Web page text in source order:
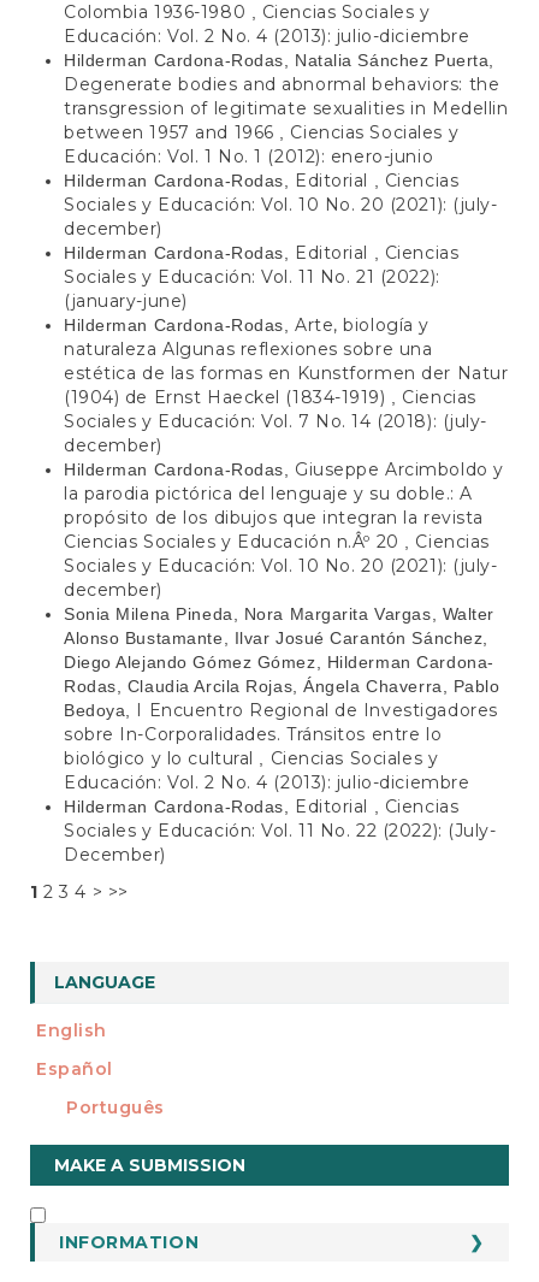
Colombia 1936-1980
Ciencias Sociales y
Educación: Vol. 2 No. 4 (2013): julio-diciembre
Hilderman Cardona-Rodas, Natalia Sánchez Puerta,
Degenerate bodies and abnormal behaviors: the
transgression of legitimate sexualities in Medellin
between 1957 and 1966
Ciencias Sociales y
Educación: Vol. 1 No. 1 (2012): enero-junio
Hilderman Cardona-Rodas, Editorial
Ciencias
Sociales y Educación: Vol. 10 No. 20 (2021): (july-
december)
Hilderman Cardona-Rodas, Editorial
Ciencias
Sociales y Educación: Vol. 11 No. 21 (2022):
(january-june)
Hilderman Cardona-Rodas, Arte, biología y
naturaleza Algunas reflexiones sobre una
estética de las formas en Kunstformen der Natur
(1904) de Ernst Haeckel (1834-1919)
Ciencias
Sociales y Educación: Vol. 7 No. 14 (2018): (july-
december)
Hilderman Cardona-Rodas, Giuseppe Arcimboldo y
la parodia pictórica del lenguaje y su doble.: A
propósito de los dibujos que integran la revista
Ciencias Sociales y Educación n.Âº 20
Ciencias
Sociales y Educación: Vol. 10 No. 20 (2021): (july-
december)
Sonia Milena Pineda, Nora Margarita Vargas, Walter
Alonso Bustamante, Ilvar Josué Carantón Sánchez,
Diego Alejando Gómez Gómez, Hilderman Cardona-
Rodas, Claudia Arcila Rojas, Ángela Chaverra, Pablo
Bedoya, I Encuentro Regional de Investigadores
sobre In-Corporalidades. Tránsitos entre lo
biológico y lo cultural
Ciencias Sociales y
Educación: Vol. 2 No. 4 (2013): julio-diciembre
Hilderman Cardona-Rodas, Editorial
Ciencias
Sociales y Educación: Vol. 11 No. 22 (2022): (July-
December)
1 2 3 4 > >>
LANGUAGE
English
Español
Português
Make
a
Submission
MAKE A SUBMISSION
INFORMATION